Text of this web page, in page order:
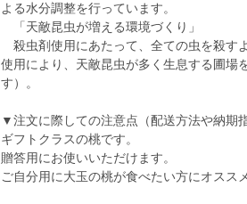
よる水分調整を行っています。
「天敵昆虫が増える環境づくり」
殺虫剤使用にあたって、全ての虫を殺す
使用により、天敵昆虫が多く生息する圃場
す）。
▼注文に際しての注意点（配送方法や納期
ギフトクラスの桃です。
贈答用にお使いいただけます。
ご自分用に大玉の桃が食べたい方にオスス